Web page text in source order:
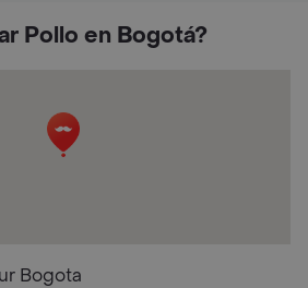
Pollo en Bogotá?
Bogota